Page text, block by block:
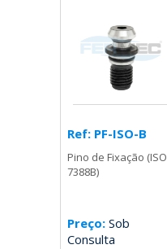
Ref: PF-ISO-B
Pino de Fixação (ISO
7388B)
Preço: Sob
Consulta